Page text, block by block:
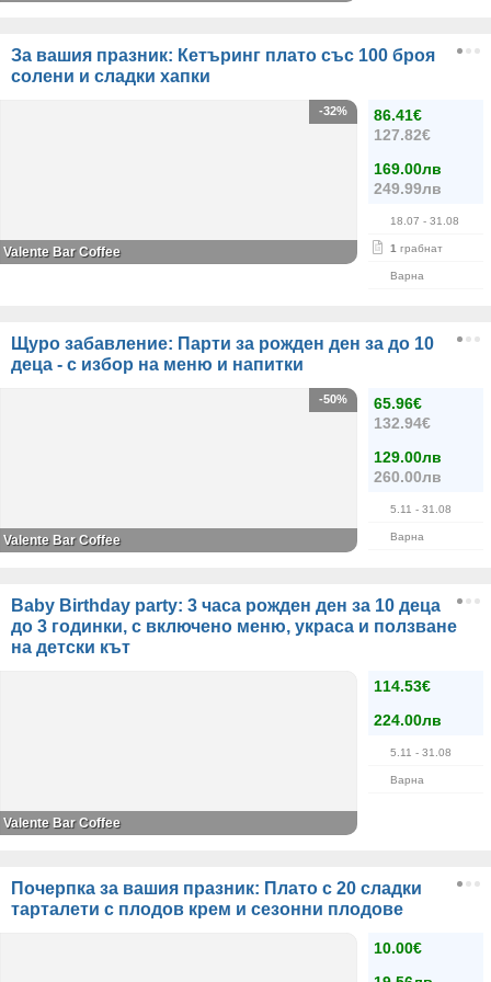
За вашия празник: Кетъринг плато със 100 броя
солени и сладки хапки
86.41€
127.82€
169.00лв
249.99лв
18.07 - 31.08
1 грабнат
Варна
-32%
Valente Bar Coffee
Щуро забавление: Парти за рожден ден за до 10
деца - с избор на меню и напитки
65.96€
132.94€
129.00лв
260.00лв
5.11 - 31.08
Варна
-50%
Valente Bar Coffee
Baby Birthday party: 3 часа рожден ден за 10 деца
до 3 годинки, с включено меню, украса и ползване
на детски кът
114.53€
224.00лв
5.11 - 31.08
Варна
Valente Bar Coffee
Почерпка за вашия празник: Плато с 20 сладки
тарталети с плодов крем и сезонни плодове
10.00€